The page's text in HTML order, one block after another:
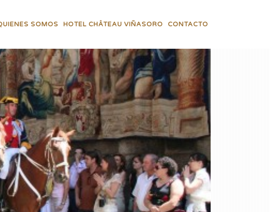
SOMOS HOTEL CHÂTEAU VIÑASORO CONTACTO